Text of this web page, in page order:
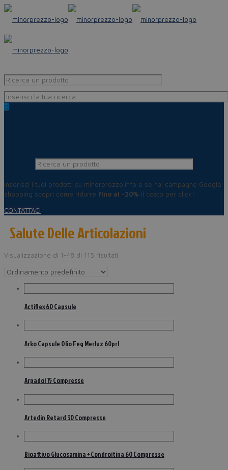
0
Inserisci i tuoi prodotti su minorprezzo.info e se hai campagne Google
shopping scopri come ridurre fino al -20% il costo per click!
CONTATTACI
Salute Delle Articolazioni
Visualizzazione di 1-48 di 115 risultati
Actiflex 60 Capsule
Arko Capsule Olio Feg Merluz 60prl
Arpadol 15 Compresse
Artedin Retard 30 Compresse
Bioattivo Glucosamina + Condroitina 60 Compresse